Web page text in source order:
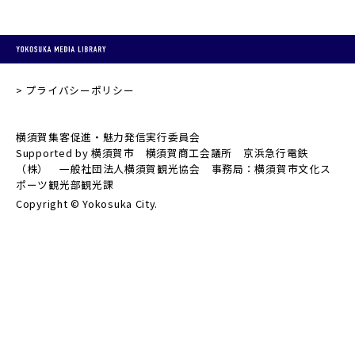
プライバシーポリシー
横須賀集客促進・魅力発信実行委員会
Supported by 横須賀市 横須賀商工会議所 京浜急行電鉄
（株） 一般社団法人横須賀観光協会 事務局：横須賀市文化ス
ポーツ観光部観光課
Copyright © Yokosuka City.